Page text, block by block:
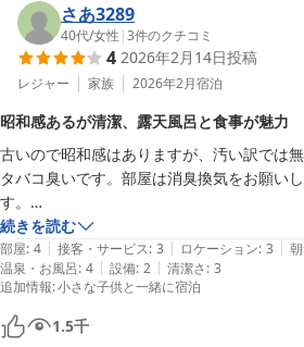
河津桜のご観光にあわせてお越しいただ
時間に間に合われたとのこと、最高の景色
に私どもも嬉しい気持ちで拝読いたしまし
共有していただけましたこと、重ねて御礼
温泉につきましても、泉質をお気に召し
の芯から温まったとのお言葉を頂戴し何
次回はぜひ夏の海水浴の時期に、異なる堂
ただけましたら幸いです。
またのご来館を心よりお待ちしております
堂ヶ島唯一の自家源泉掛流宿 堂ヶ島温泉
さあ3289
40代/女性 |3件のクチコミ
4 2026年2月14日投稿
レジャー 家族 2026年2月宿泊
昭和感あるが清潔、露天風呂と食事が魅力
古いので昭和感はありますが、汚い訳では
タバコ臭いです。部屋は消臭換気をお願い
す。
露天風呂付きの部屋はお風呂好きにはたまり
お風呂、朝ごはん、夕飯を楽しみたい人には
続きを読む
部屋: 4 | 接客・サービス: 3 | ロケーション: 3 |
温泉・お風呂: 4 | 設備: 2 | 清潔さ: 3
追加情報:小さな子供と一緒に宿泊
1.5千